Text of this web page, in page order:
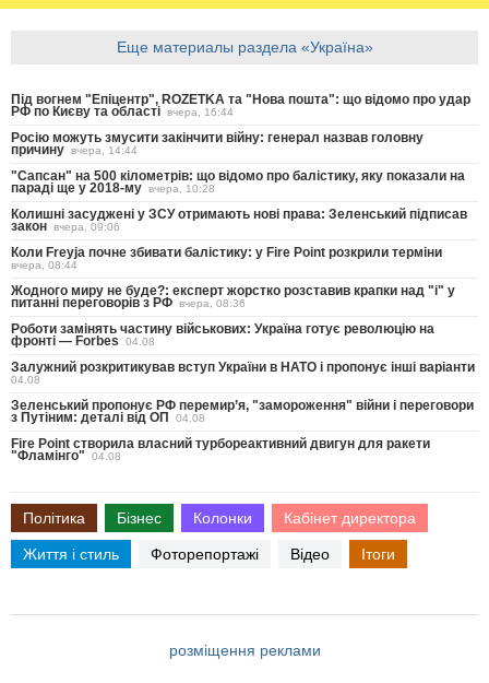
Еще материалы раздела «Україна»
Під вогнем "Епіцентр", ROZETKA та "Нова пошта": що відомо про удар
РФ по Києву та області вчера, 16:44
Росію можуть змусити закінчити війну: генерал назвав головну
причину вчера, 14:44
"Сапсан" на 500 кілометрів: що відомо про балістику, яку показали на
параді ще у 2018-му вчера, 10:28
Колишні засуджені у ЗСУ отримають нові права: Зеленський підписав
закон вчера, 09:06
Коли Freyja почне збивати балістику: у Fire Point розкрили терміни
вчера, 08:44
Жодного миру не буде?: експерт жорстко розставив крапки над "і" у
питанні переговорів з РФ вчера, 08:36
Роботи замінять частину військових: Україна готує революцію на
фронті — Forbes 04.08
Залужний розкритикував вступ України в НАТО і пропонує інші варіанти
04.08
Зеленський пропонує РФ перемир’я, "замороження" війни і переговори
з Путіним: деталі від ОП 04.08
Fire Point створила власний турбореактивний двигун для ракети
"Фламінго" 04.08
Політика Бізнес Колонки Кабінет директора
Життя і стиль Фоторепортажі Відео Ітоги
розміщення реклами